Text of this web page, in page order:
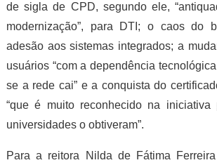
de sigla de CPD, segundo ele,
modernização”, para DTI; o caos do
adesão aos sistemas integrados; a
usuários “com a dependência
se a rede cai” e a conquista do
“que é muito reconhecido na iniciativa
universidades o obtiveram”.
Para a reitora Nilda de Fátima